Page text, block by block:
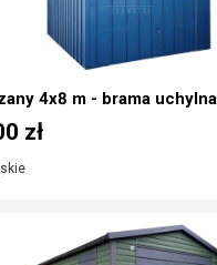
4x8 m - brama
zł